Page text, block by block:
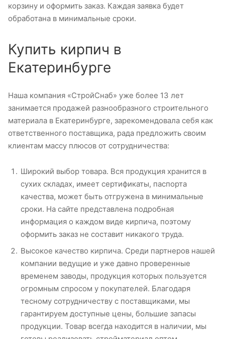
корзину и оформить заказ. Каждая заявка будет
обработана в минимальные сроки.
Купить кирпич в
Екатеринбурге
Наша компания «СтройСнаб» уже более 13 лет
занимается продажей разнообразного строительного
материала в Екатеринбурге, зарекомендовала себя как
ответственного поставщика, рада предложить своим
клиентам массу плюсов от сотрудничества:
Широкий выбор товара. Вся продукция хранится в
сухих складах, имеет сертификаты, паспорта
качества, может быть отгружена в минимальные
сроки. На сайте представлена подробная
информация о каждом виде кирпича, поэтому
оформить заказ не составит никакого труда.
Высокое качество кирпича. Среди партнеров нашей
компании ведущие и уже давно проверенные
временем заводы, продукция которых пользуется
огромным спросом у покупателей. Благодаря
тесному сотрудничеству с поставщиками, мы
гарантируем доступные цены, большие запасы
продукции. Товар всегда находится в наличии, мы